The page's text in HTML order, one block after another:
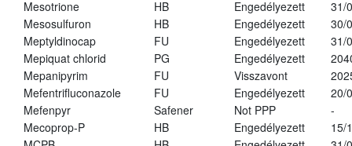
Mesotrione
HB Engedélyezett
31/
Mesosulfuron
HB Engedélyezett
30/
Meptyldinocap
FU Engedélyezett
31/
Mepiquat chlorid
PG Engedélyezett
Mepanipyrim
FU Visszavont
Mefentrifluconazole
FU Engedélyezett
20/
Mefenpyr
Safener Not PPP
-
Mecoprop-P
HB Engedélyezett
15/